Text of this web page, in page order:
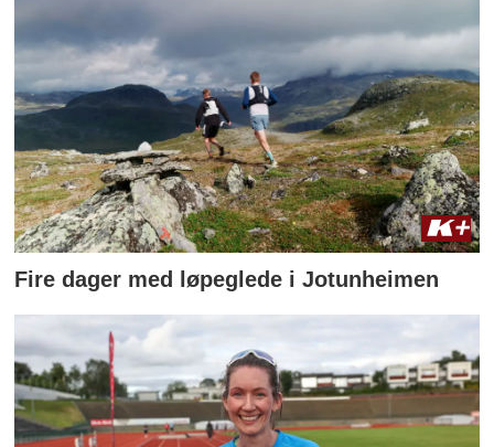
Fire dager med løpeglede i Jotunheimen